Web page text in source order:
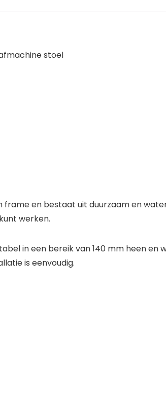
stoel
en bestaat uit duurzaam en
werken.
in een bereik van 140 mm heen en
is eenvoudig.